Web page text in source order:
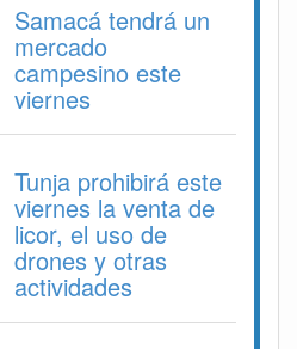
Samacá tendrá un
mercado
campesino este
viernes
Tunja prohibirá este
viernes la venta de
licor, el uso de
drones y otras
actividades